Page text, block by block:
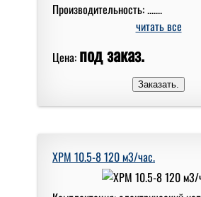
Производительность: .......
читать все
Цена: под заказ.
XPM 10.5-8 120 м3/час.